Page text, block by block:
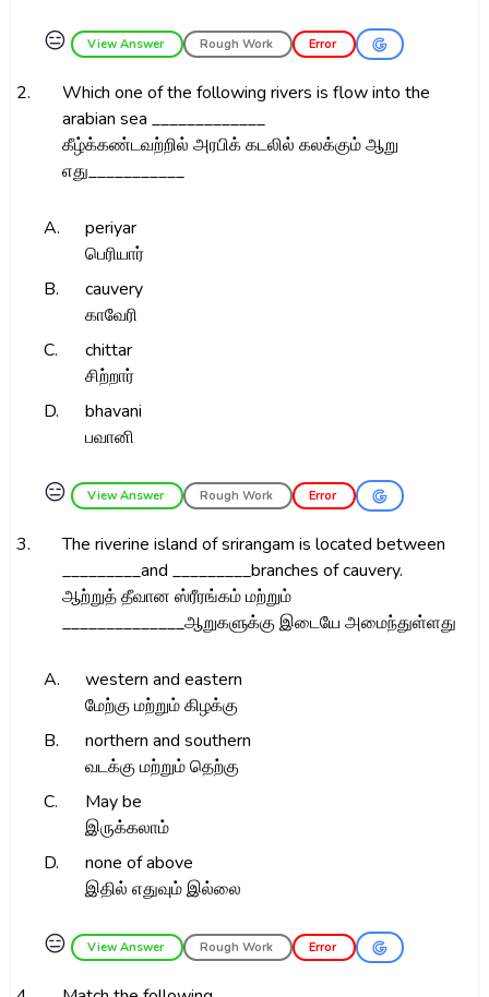
😑 View Answer Rough Work Error
2.
Which one of the following rivers is flow into the
arabian sea _____________
கீழ்க்கண்டவற்றில் அரபிக் கடலில் கலக்கும் ஆறு
எது___________
A.
periyar
பெரியார்
B.
cauvery
காவேரி
C.
chittar
சிற்றார்
D.
bhavani
பவானி
😑 View Answer Rough Work Error
3.
The riverine island of srirangam is located between
_________and _________branches of cauvery.
ஆற்றுத் தீவான ஸ்ரீரங்கம் மற்றும்
______________ஆறுகளுக்கு இடையே அமைந்துள்ளது
A.
western and eastern
மேற்கு மற்றும் கிழக்கு
B.
northern and southern
வடக்கு மற்றும் தெற்கு
C.
May be
இருக்கலாம்
D.
none of above
இதில் எதுவும் இல்லை
😑 View Answer Rough Work Error